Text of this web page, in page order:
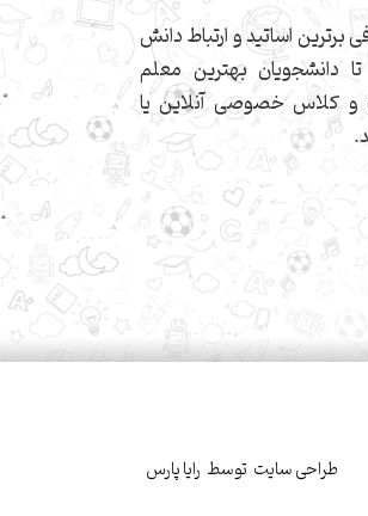
برترین اساتید و ارتباط دانش
دانشجویان بهترین معلم
و کلاس خصوصی آنلاین یا
طراحی سایت توسط رایا پارس